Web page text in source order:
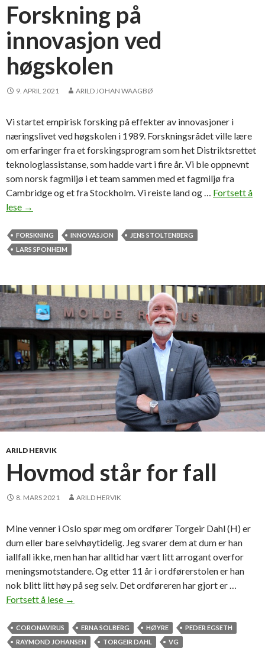
s
p
t
Forskning på
innovasjon ved
høgskolen
9. APRIL 2021 ARILD JOHAN WAAGBØ
Vi startet empirisk forsking på effekter av innovasjoner i
næringslivet ved høgskolen i 1989. Forskningsrådet ville lære
om erfaringer fra et forskingsprogram som het Distriktsrettet
teknologiassistanse, som hadde vart i fire år. Vi ble oppnevnt
som norsk fagmiljø i et team sammen med et fagmiljø fra
Cambridge og et fra Stockholm. Vi reiste land og … Fortsett å
lese F
r
s
i
g
å
i
n
n
o
v
a
s
o
d
h
ø
g
s
k
l
e
→
FORSKNING INNOVASJON
JENS STOLTENBERG
LARS SPONHEIM
ARILD HERVIK
Hovmod står for fall
8. MARS 2021 ARILD HERVIK
Mine venner i Oslo spør meg om ordfører Torgeir Dahl (H) er
dum eller bare selvhøytidelig. Jeg svarer dem at dum er han
iallfall ikke, men han har alltid har vært litt arrogant overfor
meningsmotstandere. Og etter 11 år i ordførerstolen er han
nok blitt litt høy på seg selv. Det ordføreren har gjort er …
Fortsett å lese H
m
→
CORONAVIRUS ERNA SOLBERG HØYRE
PEDER EGSETH
RAYMOND JOHANSEN
TORGEIR DAHL VG